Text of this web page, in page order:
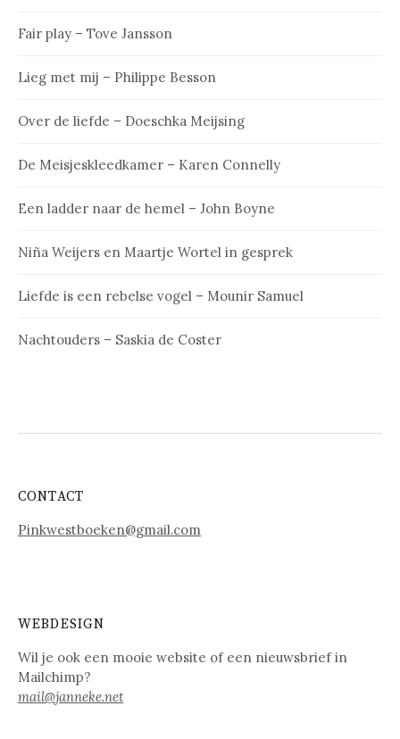
Fair play – Tove Jansson
Lieg met mij – Philippe Besson
Over de liefde – Doeschka Meijsing
De Meisjeskleedkamer – Karen Connelly
Een ladder naar de hemel – John Boyne
Niña Weijers en Maartje Wortel in gesprek
Liefde is een rebelse vogel – Mounir Samuel
Nachtouders – Saskia de Coster
CONTACT
Pinkwestboeken@gmail.com
WEBDESIGN
Wil je ook een mooie website of een nieuwsbrief in
Mailchimp?
mail@janneke.net